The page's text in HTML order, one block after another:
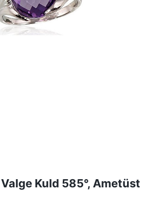
Kuld 585°, Ametüst